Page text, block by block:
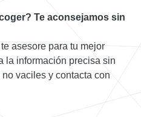
Te aconsejamos sin
asesore para tu mejor
la información precisa sin
vaciles y contacta con